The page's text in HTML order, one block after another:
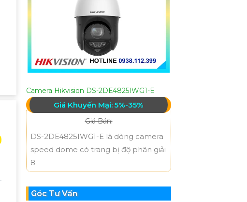
Camera Hikvision DS-2DE4825IWG1-E
Giá Khuyến Mại: 5%-35%
Giá Bán:
DS-2DE4825IWG1-E là dòng camera
speed dome có trang bị độ phân giải
8
Góc Tư Vấn